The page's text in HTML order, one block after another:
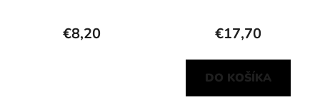
€8,20 €17,70
DO KOŠÍKA